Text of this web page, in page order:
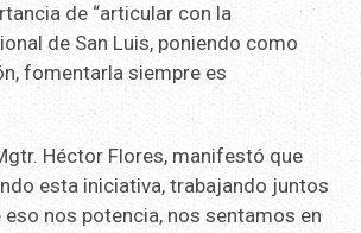
de “articular con la
de San Luis, poniendo como
fomentarla siempre es
Héctor Flores, manifestó que
esta iniciativa, trabajando juntos
eso nos potencia, nos sentamos en